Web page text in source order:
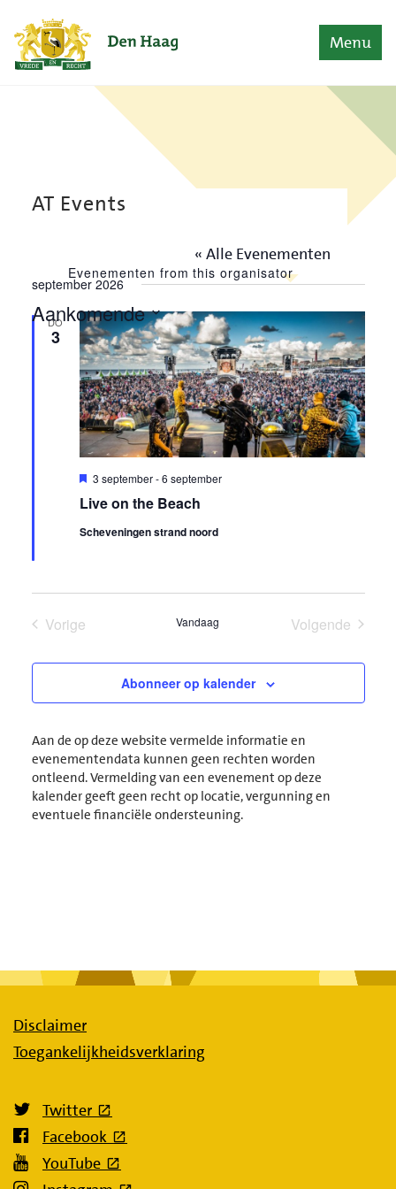
Naar content
Menu
AT Events
« Alle Evenementen
Evenementen from this organisator
Aankomende
Selecteer
september 2026
DO
3
Live on the Beach
Uitgelicht
3 september-6 september
Scheveningen strand noord
Vorige
Vandaag
Volgende
Abonneer op kalender
Aan de op deze website vermelde informatie en
evenementendata kunnen geen rechten worden
ontleend. Vermelding van een evenement op deze
kalender geeft geen recht op locatie, vergunning en
eventuele financiële ondersteuning.
Disclaimer
Toegankelijkheidsverklaring
Twitter
Facebook
YouTube